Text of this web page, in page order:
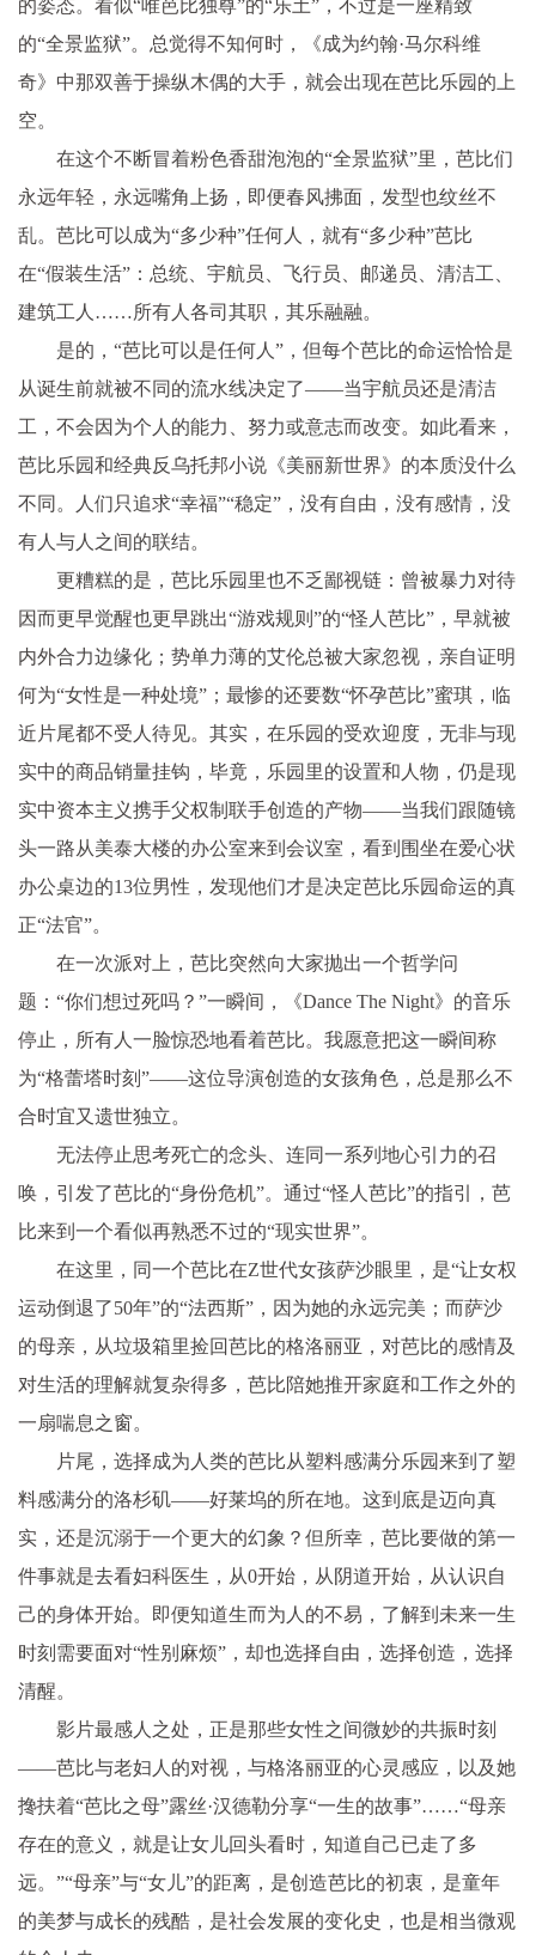
的姿态。看似“唯芭比独尊”的“乐土”，不过是一座精致
的“全景监狱”。总觉得不知何时，《成为约翰·马尔科维
奇》中那双善于操纵木偶的大手，就会出现在芭比乐园的上
空。
在这个不断冒着粉色香甜泡泡的“全景监狱”里，芭比们
永远年轻，永远嘴角上扬，即便春风拂面，发型也纹丝不
乱。芭比可以成为“多少种”任何人，就有“多少种”芭比
在“假装生活”：总统、宇航员、飞行员、邮递员、清洁工、
建筑工人……所有人各司其职，其乐融融。
是的，“芭比可以是任何人”，但每个芭比的命运恰恰是
从诞生前就被不同的流水线决定了——当宇航员还是清洁
工，不会因为个人的能力、努力或意志而改变。如此看来，
芭比乐园和经典反乌托邦小说《美丽新世界》的本质没什么
不同。人们只追求“幸福”“稳定”，没有自由，没有感情，没
有人与人之间的联结。
更糟糕的是，芭比乐园里也不乏鄙视链：曾被暴力对待
因而更早觉醒也更早跳出“游戏规则”的“怪人芭比”，早就被
内外合力边缘化；势单力薄的艾伦总被大家忽视，亲自证明
何为“女性是一种处境”；最惨的还要数“怀孕芭比”蜜琪，临
近片尾都不受人待见。其实，在乐园的受欢迎度，无非与现
实中的商品销量挂钩，毕竟，乐园里的设置和人物，仍是现
实中资本主义携手父权制联手创造的产物——当我们跟随镜
头一路从美泰大楼的办公室来到会议室，看到围坐在爱心状
办公桌边的13位男性，发现他们才是决定芭比乐园命运的真
正“法官”。
在一次派对上，芭比突然向大家抛出一个哲学问
题：“你们想过死吗？”一瞬间，《Dance The Night》的音乐
停止，所有人一脸惊恐地看着芭比。我愿意把这一瞬间称
为“格蕾塔时刻”——这位导演创造的女孩角色，总是那么不
合时宜又遗世独立。
无法停止思考死亡的念头、连同一系列地心引力的召
唤，引发了芭比的“身份危机”。通过“怪人芭比”的指引，芭
比来到一个看似再熟悉不过的“现实世界”。
在这里，同一个芭比在Z世代女孩萨沙眼里，是“让女权
运动倒退了50年”的“法西斯”，因为她的永远完美；而萨沙
的母亲，从垃圾箱里捡回芭比的格洛丽亚，对芭比的感情及
对生活的理解就复杂得多，芭比陪她推开家庭和工作之外的
一扇喘息之窗。
片尾，选择成为人类的芭比从塑料感满分乐园来到了塑
料感满分的洛杉矶——好莱坞的所在地。这到底是迈向真
实，还是沉溺于一个更大的幻象？但所幸，芭比要做的第一
件事就是去看妇科医生，从0开始，从阴道开始，从认识自
己的身体开始。即便知道生而为人的不易，了解到未来一生
时刻需要面对“性别麻烦”，却也选择自由，选择创造，选择
清醒。
影片最感人之处，正是那些女性之间微妙的共振时刻
——芭比与老妇人的对视，与格洛丽亚的心灵感应，以及她
搀扶着“芭比之母”露丝·汉德勒分享“一生的故事”……“母亲
存在的意义，就是让女儿回头看时，知道自己已走了多
远。”“母亲”与“女儿”的距离，是创造芭比的初衷，是童年
的美梦与成长的残酷，是社会发展的变化史，也是相当微观